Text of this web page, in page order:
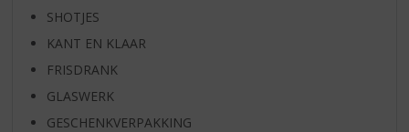
SHOTJES
KANT EN KLAAR
FRISDRANK
GLASWERK
GESCHENKVERPAKKING